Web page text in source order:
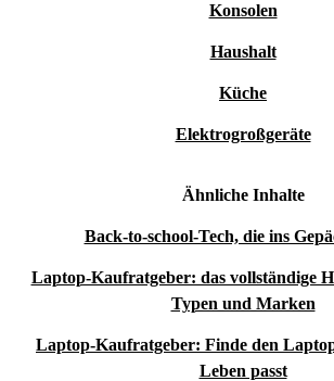
Konsolen
Haushalt
Küche
Elektrogroßgeräte
Ähnliche Inhalte
Back-to-school-Tech, die ins
Laptop-Kaufratgeber: das vollständige
Typen und Marken
Laptop-Kaufratgeber: Finde den
Leben passt